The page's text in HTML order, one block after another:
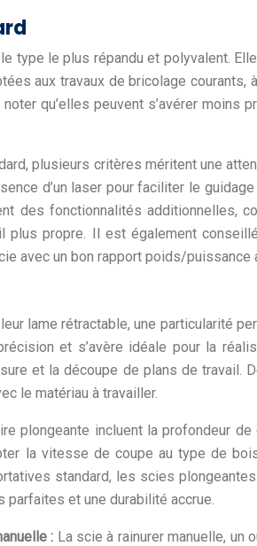
type le plus répandu et polyvalent.
aux travaux de bricolage
qu’elles peuvent s’avérer
plusieurs critères méritent une
d’un laser pour faciliter le
des fonctionnalités additionnelles,
plus propre. Il est également
avec un bon rapport poids/
lame rétractable, une particularité
et s’avère idéale pour la
et la découpe de plans de
le matériau à travailler.
plongeante incluent la profondeur
la vitesse de coupe au type de
standard, les scies
et une durabilité accrue.
: La scie à rainurer manuelle,